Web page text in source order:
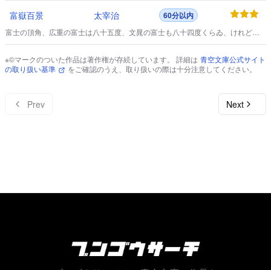
富嶽百景 太宰治 60分以内
富士の頂角、広重の富士は八十五度、文晁の富士も八十四度くらゐ、けれど
※©マークのついた作品は著作権が存続しています。 詳細は 青空文庫公式サイト
の取り扱い基準
をご確認のうえ、取り扱いの際は十分注意してください。
Prev Next